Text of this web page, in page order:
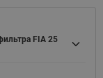
FIA 25